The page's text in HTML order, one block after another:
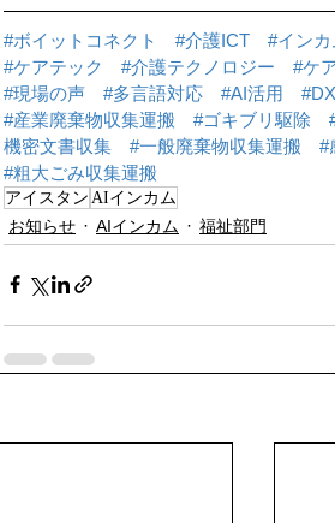
#ボイットコネクト #介護ICT #インカ
#ケアテック
#介護テクノロジー #ケ
#現場の声
#多言語対応 #AI活用
#産業廃棄物収集運搬
#ゴキブリ駆除
機密文書収集
#一般廃棄物収集運搬
#
#粗大ごみ収集運搬
アイスタン AIインカム
お知らせ AIインカム 福祉部門